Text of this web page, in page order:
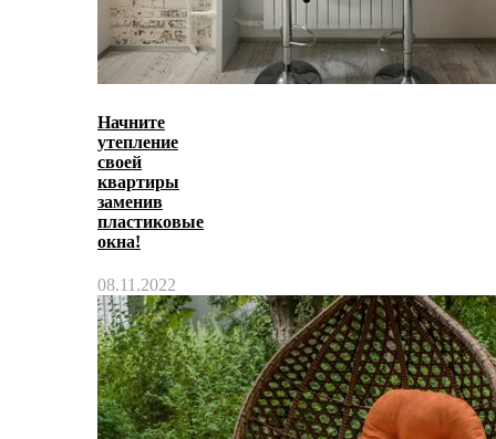
Начните
утепление
своей
квартиры
заменив
пластиковые
окна!
08.11.2022